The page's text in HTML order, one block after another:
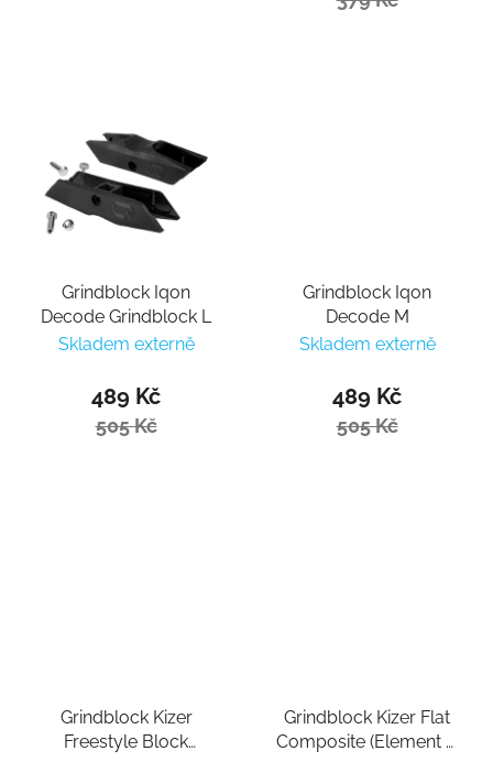
Grindblock Iqon
Decode Grindblock L
Skladem externě
489 Kč
505 Kč
Grindblock Iqon
Decode M
Skladem externě
489 Kč
505 Kč
Grindblock Kizer
Freestyle Block
Grindblock Kizer Flat
Composite (Element &